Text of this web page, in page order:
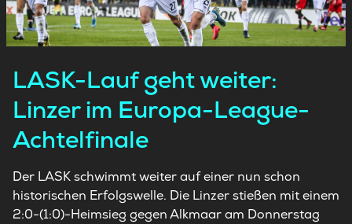
LASK-Lauf geht weiter:
Linzer im Europa-League-
Achtelfinale
Der LASK schwimmt weiter auf einer nun schon
historischen Erfolgswelle. Die Linzer stießen mit einem
2:0-(1:0)-Heimsieg gegen Alkmaar am Donnerstag